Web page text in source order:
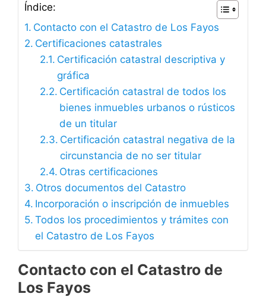
Índice:
Contacto con el Catastro de Los Fayos
Certificaciones catastrales
Certificación catastral descriptiva y
gráfica
Certificación catastral de todos los
bienes inmuebles urbanos o rústicos
de un titular
Certificación catastral negativa de la
circunstancia de no ser titular
Otras certificaciones
Otros documentos del Catastro
Incorporación o inscripción de inmuebles
Todos los procedimientos y trámites con
el Catastro de Los Fayos
Contacto con el Catastro de
Los Fayos